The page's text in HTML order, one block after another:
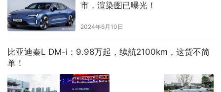
市，渲染图已曝光！
2024年6月10日
比亚迪秦L DM-i：9.98万起，续航2100km，这货不简
单！